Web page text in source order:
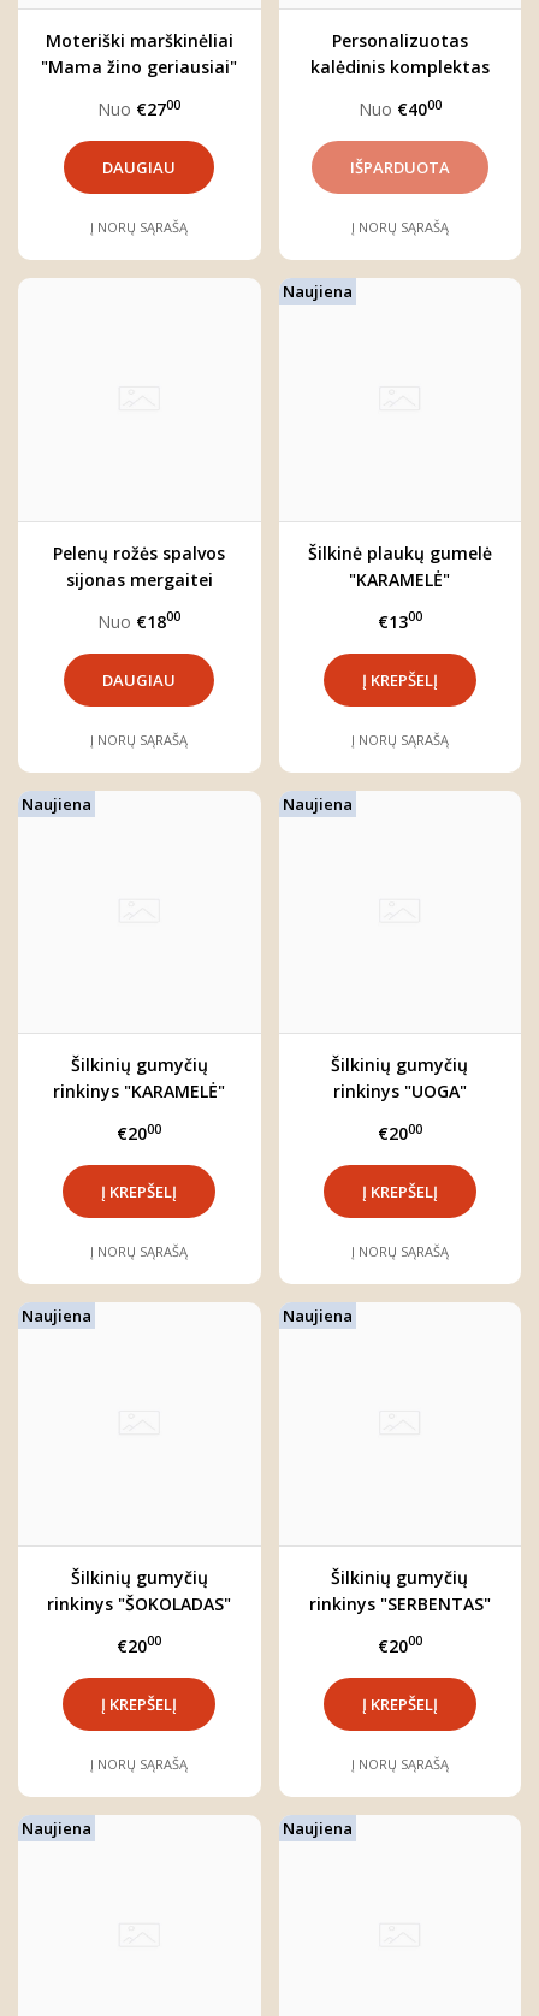
Moteriški marškinėliai
"Mama žino geriausiai"
Nuo €2700
DAUGIAU
Į NORŲ SĄRAŠĄ
Personalizuotas
kalėdinis komplektas
Nuo €4000
Į NORŲ SĄRAŠĄ
Pelenų rožės spalvos
sijonas mergaitei
Nuo €1800
DAUGIAU
Į NORŲ SĄRAŠĄ
Naujiena
Šilkinė plaukų gumelė
"KARAMELĖ"
€1300
Į NORŲ SĄRAŠĄ
Naujiena
Šilkinių gumyčių
rinkinys "KARAMELĖ"
€2000
Į NORŲ SĄRAŠĄ
Naujiena
Šilkinių gumyčių
rinkinys "UOGA"
€2000
Į NORŲ SĄRAŠĄ
Naujiena
Šilkinių gumyčių
rinkinys "ŠOKOLADAS"
€2000
Į NORŲ SĄRAŠĄ
Naujiena
Šilkinių gumyčių
rinkinys "SERBENTAS"
€2000
Į NORŲ SĄRAŠĄ
Naujiena Naujiena